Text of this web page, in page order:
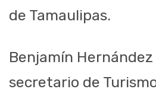
de Tamaulipas.
Benjamín
secretario de